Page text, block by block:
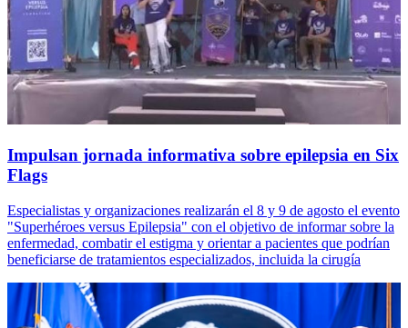
Impulsan jornada informativa sobre epilepsia en Six
Flags
Especialistas y organizaciones realizarán el 8 y 9 de agosto el evento
"Superhéroes versus Epilepsia" con el objetivo de informar sobre la
enfermedad, combatir el estigma y orientar a pacientes que podrían
beneficiarse de tratamientos especializados, incluida la cirugía